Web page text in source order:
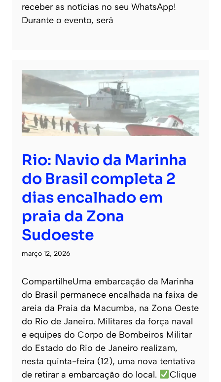
receber as notícias no seu WhatsApp!
Durante o evento, será
Rio: Navio da Marinha
do Brasil completa 2
dias encalhado em
praia da Zona
Sudoeste
março 12, 2026
CompartilheUma embarcação da Marinha
do Brasil permanece encalhada na faixa de
areia da Praia da Macumba, na Zona Oeste
do Rio de Janeiro. Militares da força naval
e equipes do Corpo de Bombeiros Militar
do Estado do Rio de Janeiro realizam,
nesta quinta-feira (12), uma nova tentativa
de retirar a embarcação do local.
Clique